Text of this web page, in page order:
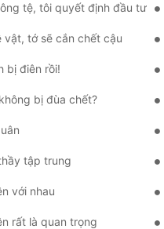
tệ, tôi quyết định đầu tư
vật, tớ sẽ cắn chết cậu
bị điên rồi!
bị đùa chết?
tập trung
với nhau
rất là quan trọng